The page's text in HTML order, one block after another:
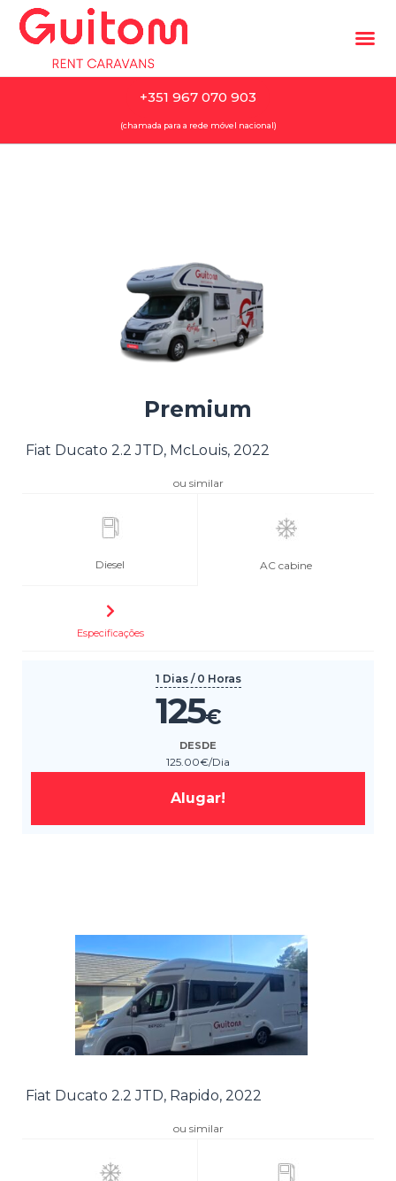
+351 967 070 903
(chamada para a rede móvel nacional)
As nossas autocaravanas
Premium
Fiat Ducato 2.2 JTD, McLouis, 2022
ou similar
Diesel AC cabine
Especificações
1 Dias / 0 Horas
125€
DESDE
125.00€/Dia
Alugar!
Fiat Ducato 2.2 JTD, Rapido, 2022
ou similar